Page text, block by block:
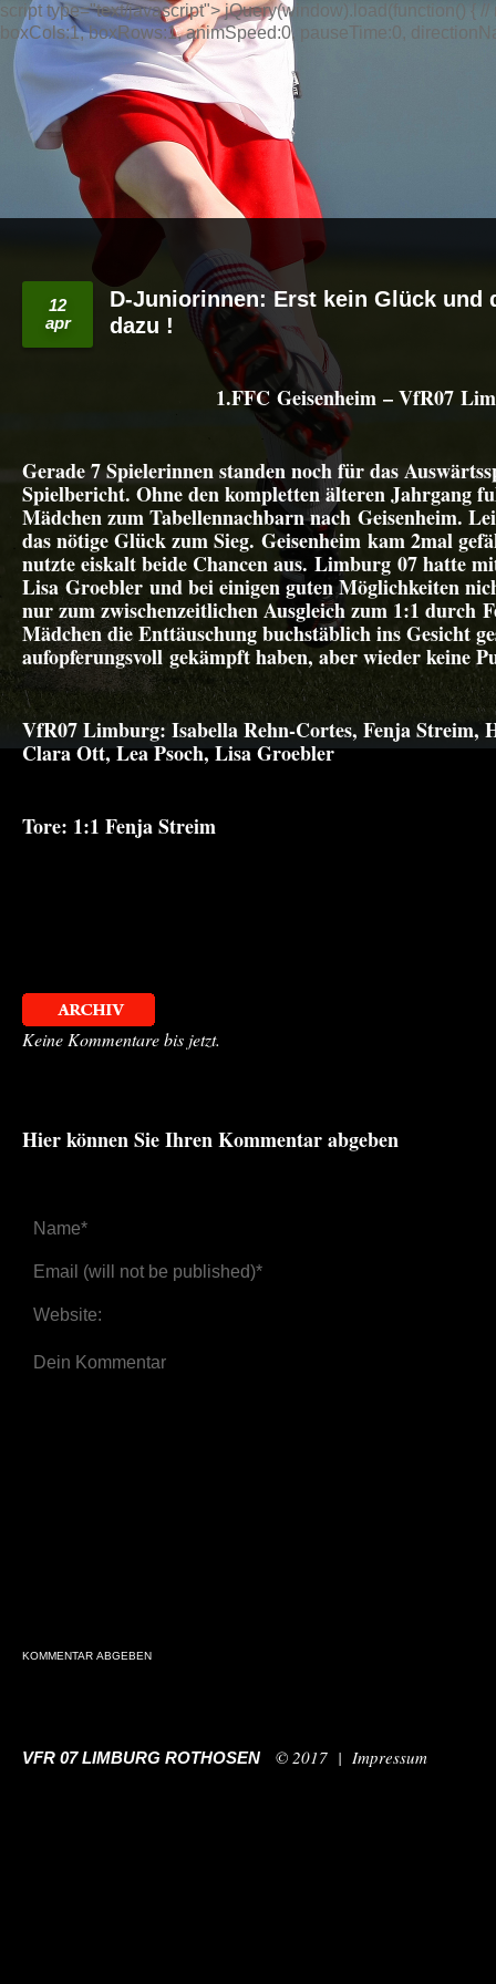
script type="text/javascript"> jQuery(window).load(function() {
boxCols:1, boxRows:1, animSpeed:0, pauseTime:0,
12
apr
D-Juniorinnen: Erst kein Glück und
dazu !
1.FFC Geisenheim – VfR07
Gerade 7 Spielerinnen standen noch für das
Spielbericht. Ohne den kompletten älteren Jahrgang
Mädchen zum Tabellennachbarn nach Geisenheim.
das nötige Glück zum Sieg. Geisenheim kam 2mal
nutzte eiskalt beide Chancen aus. Limburg 07 hatte
Lisa Groebler und bei einigen guten Möglichkeiten
nur zum zwischenzeitlichen Ausgleich zum 1:1 durch
Mädchen die Enttäuschung buchstäblich ins Gesicht
aufopferungsvoll gekämpft haben, aber wieder keine
VfR07 Limburg: Isabella Rehn-Cortes, Fenja Streim,
Clara Ott, Lea Psoch, Lisa Groebler
Tore: 1:1 Fenja Streim
Keine Kommentare bis jetzt.
Hier können Sie Ihren Kommentar abgeben
VFR 07 LIMBURG ROTHOSEN © 2017 | Impressum